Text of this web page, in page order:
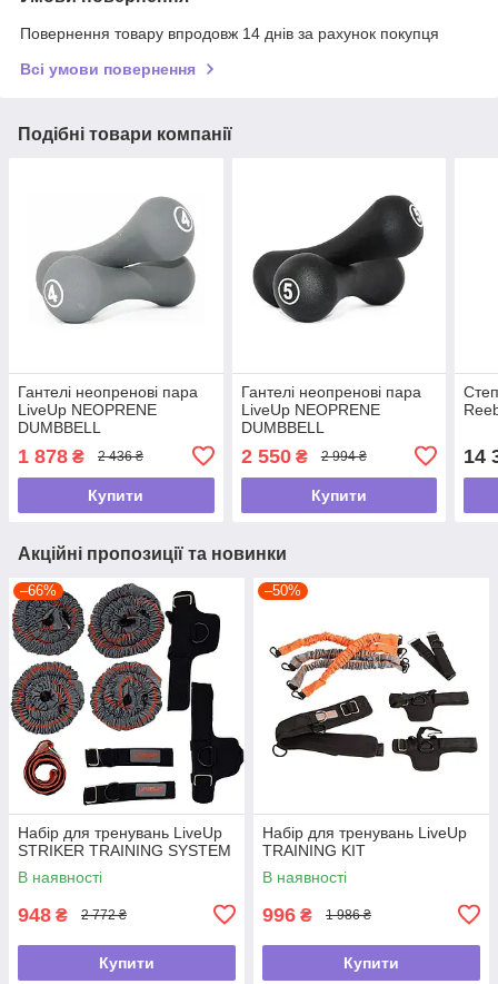
Повернення товару впродовж 14 днів за рахунок покупця
Всі умови повернення
Подібні товари компанії
Гантелі неопренові пара
LiveUp NEOPRENE
DUMBBELL
1 878 ₴ 2 436 ₴
Купити
Гантелі неопренові пара
LiveUp NEOPRENE
DUMBBELL
2 550₴ 2 994 ₴
Купити
14
Акційні пропозиції та новинки
–66%
Набір для тренувань LiveUp
STRIKER TRAINING SYSTEM
В наявності
948 ₴ 2 772 ₴
Купити
–50%
Набір для тренувань LiveUp
TRAINING KIT
В наявності
996 ₴ 1 986 ₴
Купити